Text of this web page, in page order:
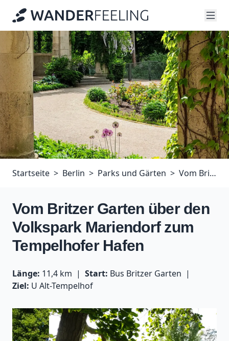
Startseite Berlin Parks und Gärten Vom Britzer Garten über den Volkspark Mariendorf zum Tempelhofer Hafen
Vom Britzer Garten über den
Volkspark Mariendorf zum
Tempelhofer Hafen
Länge: 11,4 km Start: Bus Britzer Garten
Ziel: U Alt-Tempelhof